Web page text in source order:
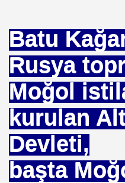
Batu
Rusya
Moğol
kurulan
Devleti,
başta
ERDOĞAN